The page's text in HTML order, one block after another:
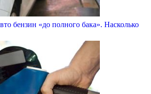
бензин «до полного бака». Насколько